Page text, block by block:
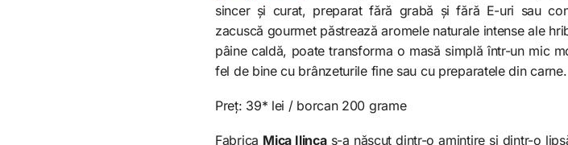
sincer și curat, preparat fără grabă și fără E-uri sau
zacuscă gourmet păstrează aromele naturale intense ale
pâine caldă, poate transforma o masă simplă într-un mic
fel de bine cu brânzeturile fine sau cu preparatele din carne.
Preț: 39* lei / borcan 200 grame
Fabrica Mica Ilincas-a născut dintr-o amintire și dintr-o